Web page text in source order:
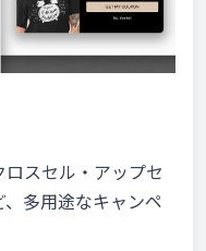
スセル・アップセ
多用途なキャンペ